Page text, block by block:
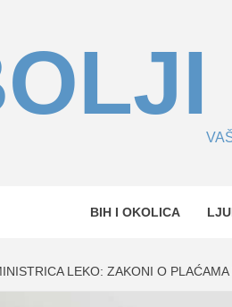
BIH I OKOLICA
LEKO: ZAKONI O